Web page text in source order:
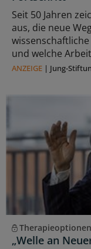
Seit 50 Jahren
aus, die neue
und welche
ANZEIGE | Jung-
„Welle an